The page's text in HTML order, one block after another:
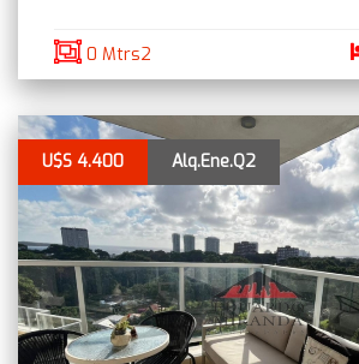
0 Mtrs2
U$S 4.400 Alq.Ene.Q2